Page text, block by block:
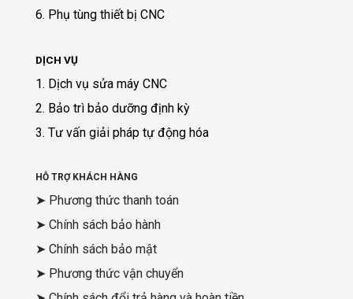
6. Phụ tùng thiết bị CNC
DỊCH VỤ
1. Dịch vụ sửa máy CNC
2. Bảo trì bảo dưỡng định kỳ
3. Tư vấn giải pháp tự động hóa
HỖ TRỢ KHÁCH HÀNG
➤ Phương thức thanh toán
➤ Chính sách bảo hành
➤ Chính sách bảo mật
➤ Phương thức vận chuyển